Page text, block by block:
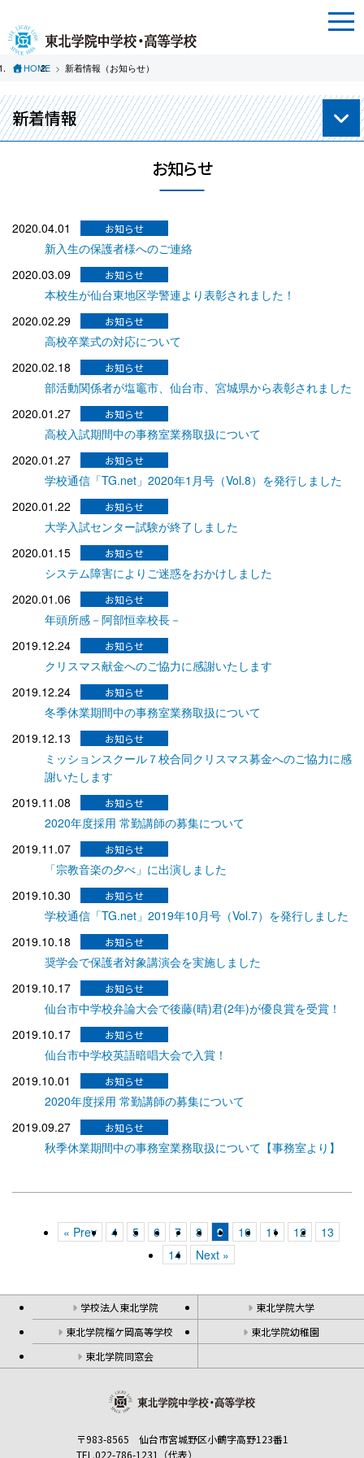
HOME 新着情報（お知らせ）
新着情報
お知らせ
2020.04.01
新入生の保護者様へのご連絡
2020.03.09
本校生が仙台東地区学警連より表彰されました！
2020.02.29
高校卒業式の対応について
2020.02.18
部活動関係者が塩竈市、仙台市、宮城県から表彰されました
2020.01.27
高校入試期間中の事務室業務取扱について
2020.01.27
学校通信「TG.net」2020年1月号（Vol.8）を発行しました
2020.01.22
大学入試センター試験が終了しました
2020.01.15
システム障害によりご迷惑をおかけしました
2020.01.06
年頭所感－阿部恒幸校長－
2019.12.24
クリスマス献金へのご協力に感謝いたします
2019.12.24
冬季休業期間中の事務室業務取扱について
2019.12.13
ミッションスクール７校合同クリスマス募金へのご協力に感
謝いたします
2019.11.08
2020年度採用 常勤講師の募集について
2019.11.07
「宗教音楽の夕べ」に出演しました
2019.10.30
学校通信「TG.net」2019年10月号（Vol.7）を発行しました
2019.10.18
奨学会で保護者対象講演会を実施しました
2019.10.17
仙台市中学校弁論大会で後藤(晴)君(2年)が優良賞を受賞！
2019.10.17
仙台市中学校英語暗唱大会で入賞！
2019.10.01
2020年度採用 常勤講師の募集について
2019.09.27
秋季休業期間中の事務室業務取扱について【事務室より】
« Prev 4 5 6 7 8 9 10 11 12
13
14
Next »
学校法人東北学院
東北学院大学
東北学院榴ケ岡高等学校
東北学院幼稚園
東北学院同窓会
〒983-8565 仙台市宮城野区小鶴字高野123番1
TEL.022-786-1231（代表）